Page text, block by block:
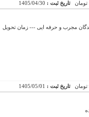
تاریخ ثبت : 1405/04/30
بسیار متفاوت و با سازندگان مجرب و حرفه ایی --- زمان تحویل
تاریخ ثبت : 1405/05/01